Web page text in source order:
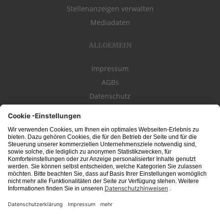
Stellenanzeigen verwalten
Mediadaten
ALLGEMEIN
Impressum
AGBs
Datenschutz
schwäbischeJOBS - die Stellenbörse für die RegionBodensee, Schwaben,
Ostalbund Allgäu. Alle Jobs im Süden!
Auszubildende, Berufseinsteiger, Fachkräfte und Führungskräfte! Aktuelle